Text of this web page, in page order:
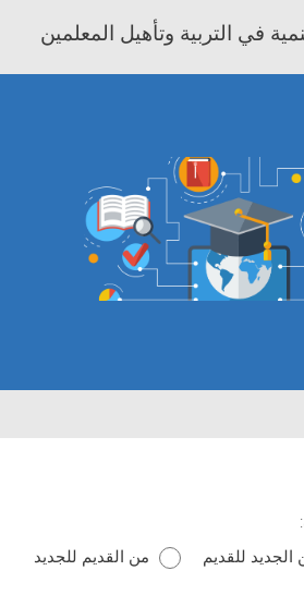
في التربية وتأهيل المعلمين
الجديد للقديم
من القديم للجديد